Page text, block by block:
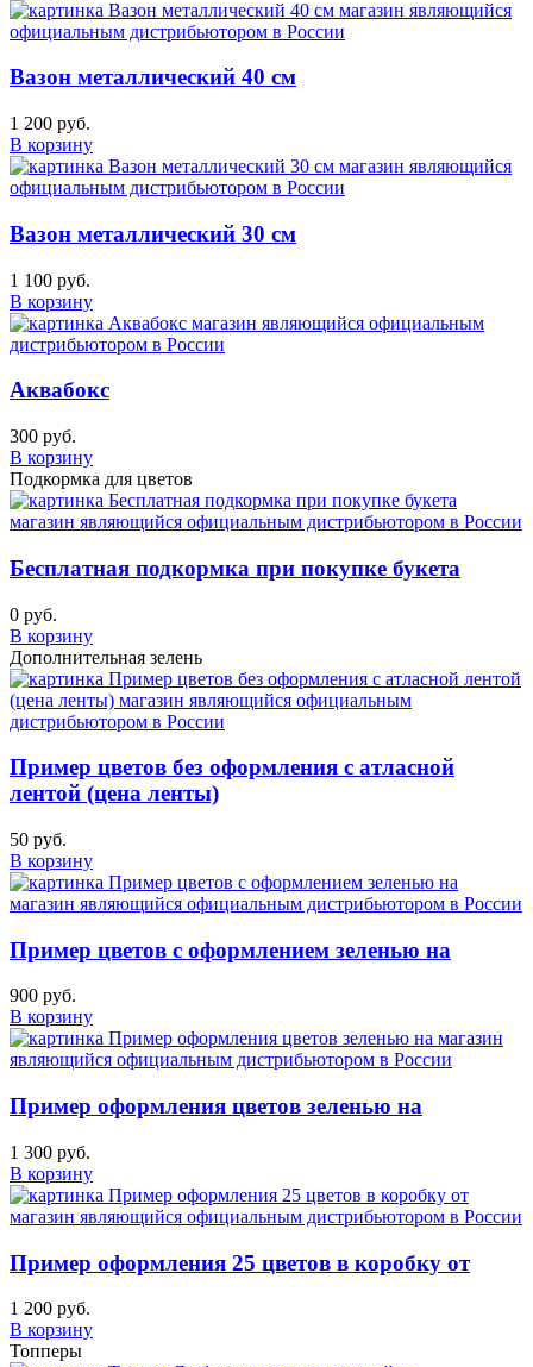
Вазон металлический 40 см
1 200 руб.
В корзину
Вазон металлический 30 см
1 100 руб.
В корзину
Аквабокс
300 руб.
В корзину
Подкормка для цветов
Бесплатная подкормка при покупке букета
0 руб.
В корзину
Дополнительная зелень
Пример цветов без оформления с атласной
лентой (цена ленты)
50 руб.
В корзину
Пример цветов с оформлением зеленью на
900 руб.
В корзину
Пример оформления цветов зеленью на
1 300 руб.
В корзину
Пример оформления 25 цветов в коробку от
1 200 руб.
В корзину
Топперы